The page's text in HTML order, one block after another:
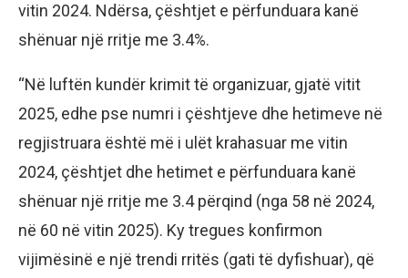
vitin 2024. Ndërsa, çështjet e përfunduara kanë
shënuar një rritje me 3.4%.
“Në luftën kundër krimit të organizuar, gjatë vitit
2025, edhe pse numri i çështjeve dhe hetimeve në
regjistruara është më i ulët krahasuar me vitin
2024, çështjet dhe hetimet e përfunduara kanë
shënuar një rritje me 3.4 përqind (nga 58 në 2024,
në 60 në vitin 2025). Ky tregues konfirmon
vijimësinë e një trendi rritës (gati të dyfishuar), që